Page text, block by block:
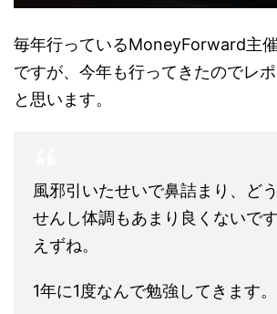
毎年行っているMoneyForward主
ですが、今年も行ってきたのでレ
と思います。
風邪引いたせいで鼻詰まり、ど
せんし体調もあまり良くないで
えずね。
1年に1度なんで勉強してきます。